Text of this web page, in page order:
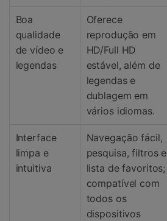
Boa
qualidade
de vídeo e
legendas
Oferece
reprodução em
HD/Full HD
estável, além de
legendas e
dublagem em
vários idiomas.
Interface
limpa e
intuitiva
Navegação fácil,
pesquisa, filtros e
lista de favoritos;
compatível com
todos os
dispositivos